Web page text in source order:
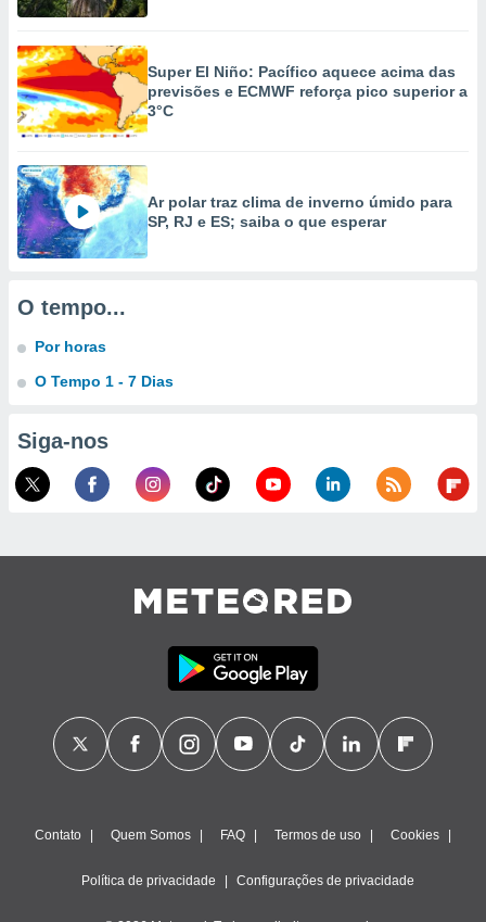
Super El Niño: Pacífico aquece acima das
previsões e ECMWF reforça pico superior a
3°C
Ar polar traz clima de inverno úmido para
SP, RJ e ES; saiba o que esperar
O tempo...
Por horas
O Tempo 1 - 7 Dias
Siga-nos
Contato Quem Somos FAQ Termos de uso Cookies
Política de privacidade Configurações de privacidade